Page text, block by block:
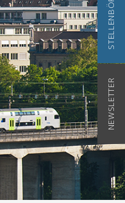
STELLENBÖRSE
NEWSLETTER